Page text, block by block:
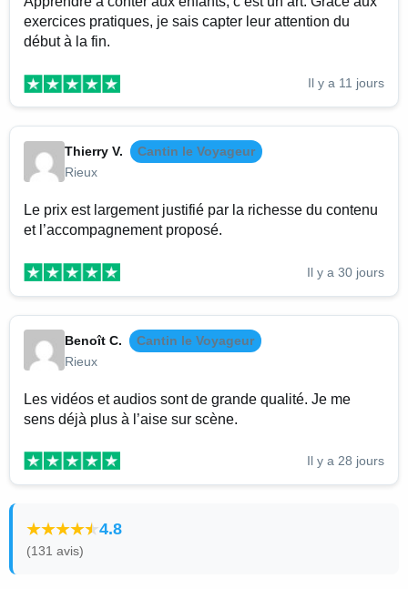
exercices pratiques, je sais capter leur attention du
début à la fin.
Il y a 11 jours
Thierry V.
Cantin le Voyageur
Rieux
Le prix est largement justifié par la richesse du contenu
et l’accompagnement proposé.
Il y a 30 jours
Benoît C.
Cantin le Voyageur
Rieux
Les vidéos et audios sont de grande qualité. Je me
sens déjà plus à l’aise sur scène.
Il y a 28 jours
4.8
(131 avis)